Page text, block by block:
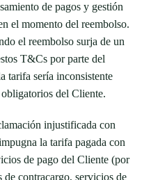
de pagos y gestión
el momento del reembolso.
el reembolso surja de un
T&Cs por parte del
tarifa sería inconsistente
del Cliente.
injustificada con
la tarifa pagada con
de pago del Cliente (por
de contracargo, servicios de